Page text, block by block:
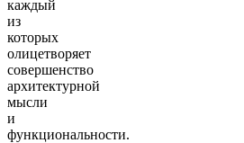
каждый
из
которых
олицетворяет
совершенство
архитектурной
мысли
и
функциональности.